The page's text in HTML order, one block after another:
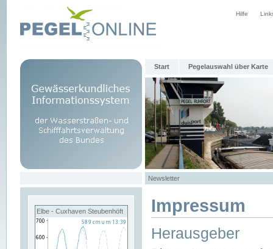
Hilfe
Start Pegelauswahl über Karte
Newsletter
Elbe - Cuxhaven Steubenhöft Impressum
Herausgeber